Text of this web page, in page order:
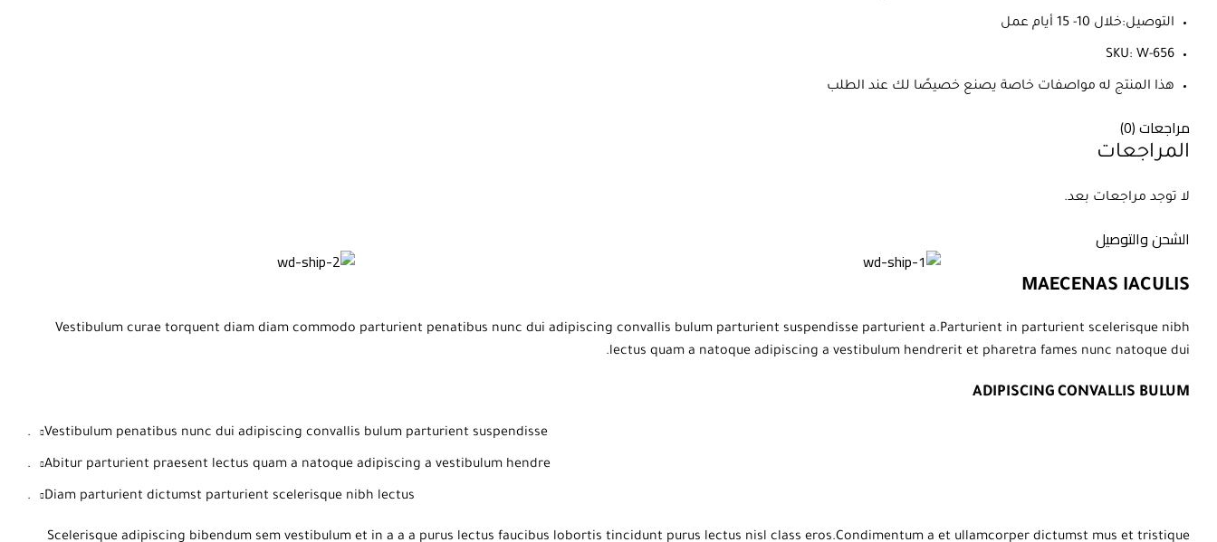
التوصيل:خلال 10- 15 أيام عمل
SKU: W-656
هذا المنتج له مواصفات خاصة يصنع خصيصًا لك عند الطلب
مراجعات (0)
المراجعات
لا توجد مراجعات بعد.
الشحن والتوصيل
MAECENAS IACULIS
Vestibulum curae torquent diam diam commodo parturient penatibus nunc dui adipiscing convallis bulum parturient suspendisse parturient a.Parturient in parturient scelerisque nibh
lectus quam a natoque adipiscing a vestibulum hendrerit et pharetra fames nunc natoque dui.
ADIPISCING CONVALLIS BULUM
Vestibulum penatibus nunc dui adipiscing convallis bulum parturient suspendisse.
Abitur parturient praesent lectus quam a natoque adipiscing a vestibulum hendre.
Diam parturient dictumst parturient scelerisque nibh lectus.
Scelerisque adipiscing bibendum sem vestibulum et in a a a purus lectus faucibus lobortis tincidunt purus lectus nisl class eros.Condimentum a et ullamcorper dictumst mus et tristique